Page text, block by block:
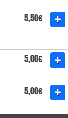
5,50€
5,00€
5,00€